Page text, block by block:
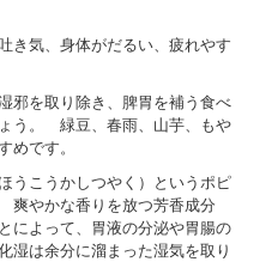
き気、身体がだるい、疲れやす
邪を取り除き、脾胃を補う食べ
う。 緑豆、春雨、山芋、もや
めです。
うこうかしつやく）というポピ
爽やかな香りを放つ芳香成分
によって、胃液の分泌や胃腸の
は余分に溜まった湿気を取り